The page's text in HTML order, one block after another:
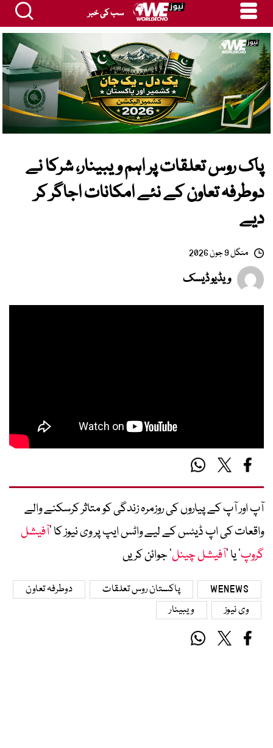
سب کی خبر
پاک روس تعلقات پر اہم ویبینار، شرکا نے
دوطرفہ تعاون کے نئے امکانات اجاگر کر
دیے
منگل 9 جون 2026
ویڈیو ڈیسک
آپ اور آپ کے پیاروں کی روزمرہ زندگی کو متاثر کرسکنے والے
واقعات کی اپ ڈیٹس کے لیے واٹس ایپ پر وی نیوز کا ’آفیشل
گروپ‘ یا ’آفیشل چینل‘ جوائن کریں
WENEWS پاکستان روس تعلقات
دوطرفہ تعاون
وی نیوز
ویبینار